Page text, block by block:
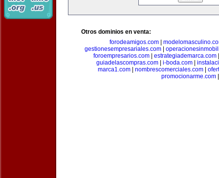
Otros dominios en venta:
forodeamigos.com
gestionesempresariales.com
foroempresarios.com| estrategiademarca.com
guiadelascompras.com
i-boda.com
marca1.com| nombrescomerciales.com|
promocionarme.com